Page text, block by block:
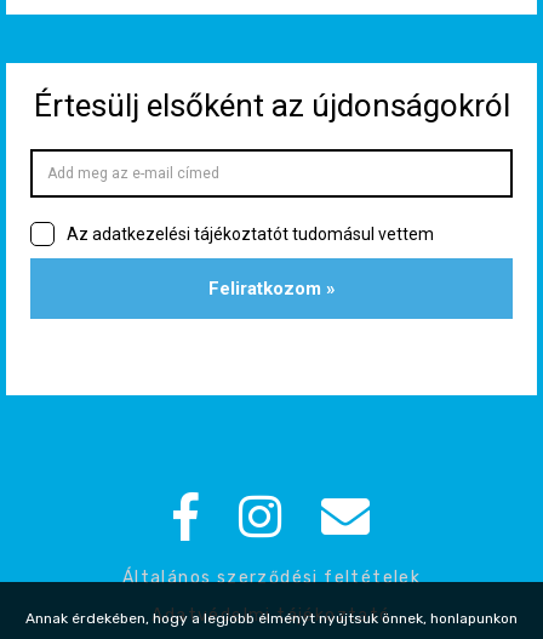
Annak érdekében, hogy a legjobb élményt nyújtsuk önnek, honlapunkon
Általános szerződési feltételek
Adatvédelmi tájékoztató